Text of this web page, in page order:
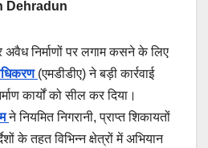
Dehradun
निर्माणों पर लगाम कसने के लिए
(एमडीडीए) ने बड़ी कार्रवाई
कार्यों को सील कर दिया।
ने नियमित निगरानी, प्राप्त शिकायतों
के तहत विभिन्न क्षेत्रों में अभियान